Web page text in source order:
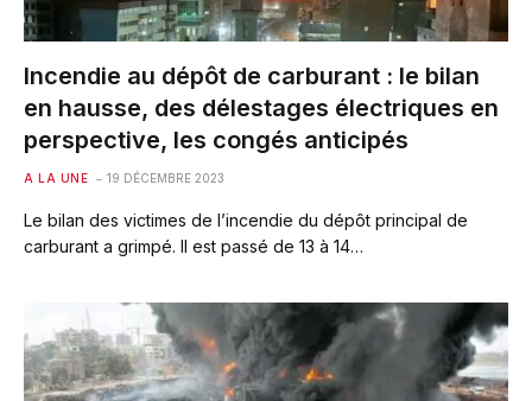
Incendie au dépôt de carburant : le bilan
en hausse, des délestages électriques en
perspective, les congés anticipés
A LA UNE 19 DÉCEMBRE 2023
Le bilan des victimes de l’incendie du dépôt principal de
carburant a grimpé. Il est passé de 13 à 14…